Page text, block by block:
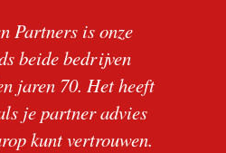
Partners is onze
beide bedrijven
jaren 70. Het heeft
je partner advies
kunt vertrouwen.